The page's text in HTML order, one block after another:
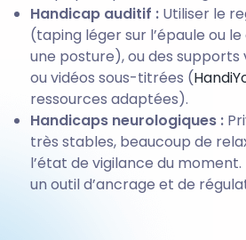
Handicap auditif :Utiliser le
(taping léger sur l’épaule ou
une posture), ou des
ou vidéos sous-titrées (
ressources adaptées).
Handicaps neurologiques :
très stables, beaucoup de
l’état de vigilance du
un outil d’ancrage et de